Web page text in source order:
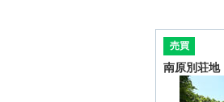
売買
南原別荘地